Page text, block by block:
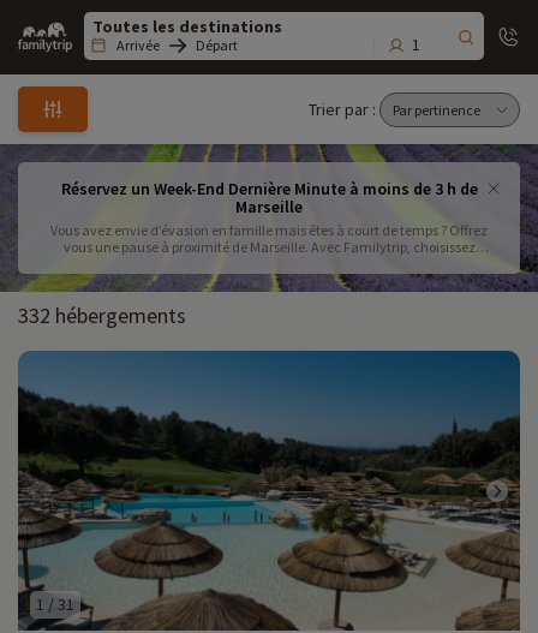
Family
trip
Arrivée Départ 1
Trier par :
Réservez un Week-End Dernière Minute à moins de 3 h de
Marseille
Vous avez envie d’évasion en famille mais êtes à court de temps ? Offrez
vous une pause à proximité de Marseille. Avec Familytrip, choisissez
3h de Marseille .
332 hébergements
1 /31